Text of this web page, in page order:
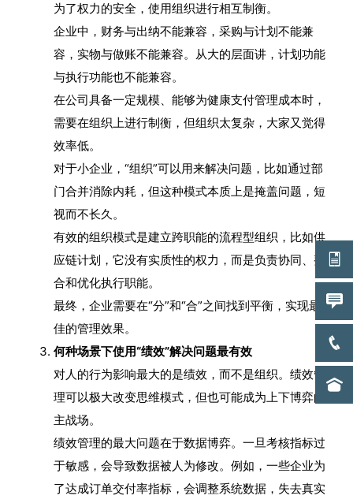
为了权力的安全，使用组织进行相互制衡。
企业中，财务与出纳不能兼容，采购与计划不能兼
容，实物与做账不能兼容。从大的层面讲，计划功能
与执行功能也不能兼容。
在公司具备一定规模、能够为健康支付管理成本时，
需要在组织上进行制衡，但组织太复杂，大家又觉得
效率低。
对于小企业，“组织”可以用来解决问题，比如通过部
门合并消除内耗，但这种模式本质上是掩盖问题，短
视而不长久。
有效的组织模式是建立跨职能的流程型组织，比如供
应链计划，它没有实质性的权力，而是负责协同、整
合和优化执行职能。
最终，企业需要在“分”和“合”之间找到平衡，实现最
佳的管理效果。
何种场景下使用“绩效”解决问题最有效
对人的行为影响最大的是绩效，而不是组织。绩效管
理可以极大改变思维模式，但也可能成为上下博弈的
主战场。
绩效管理的最大问题在于数据博弈。一旦考核指标过
于敏感，会导致数据被人为修改。例如，一些企业为
了达成订单交付率指标，会调整系统数据，失去真实